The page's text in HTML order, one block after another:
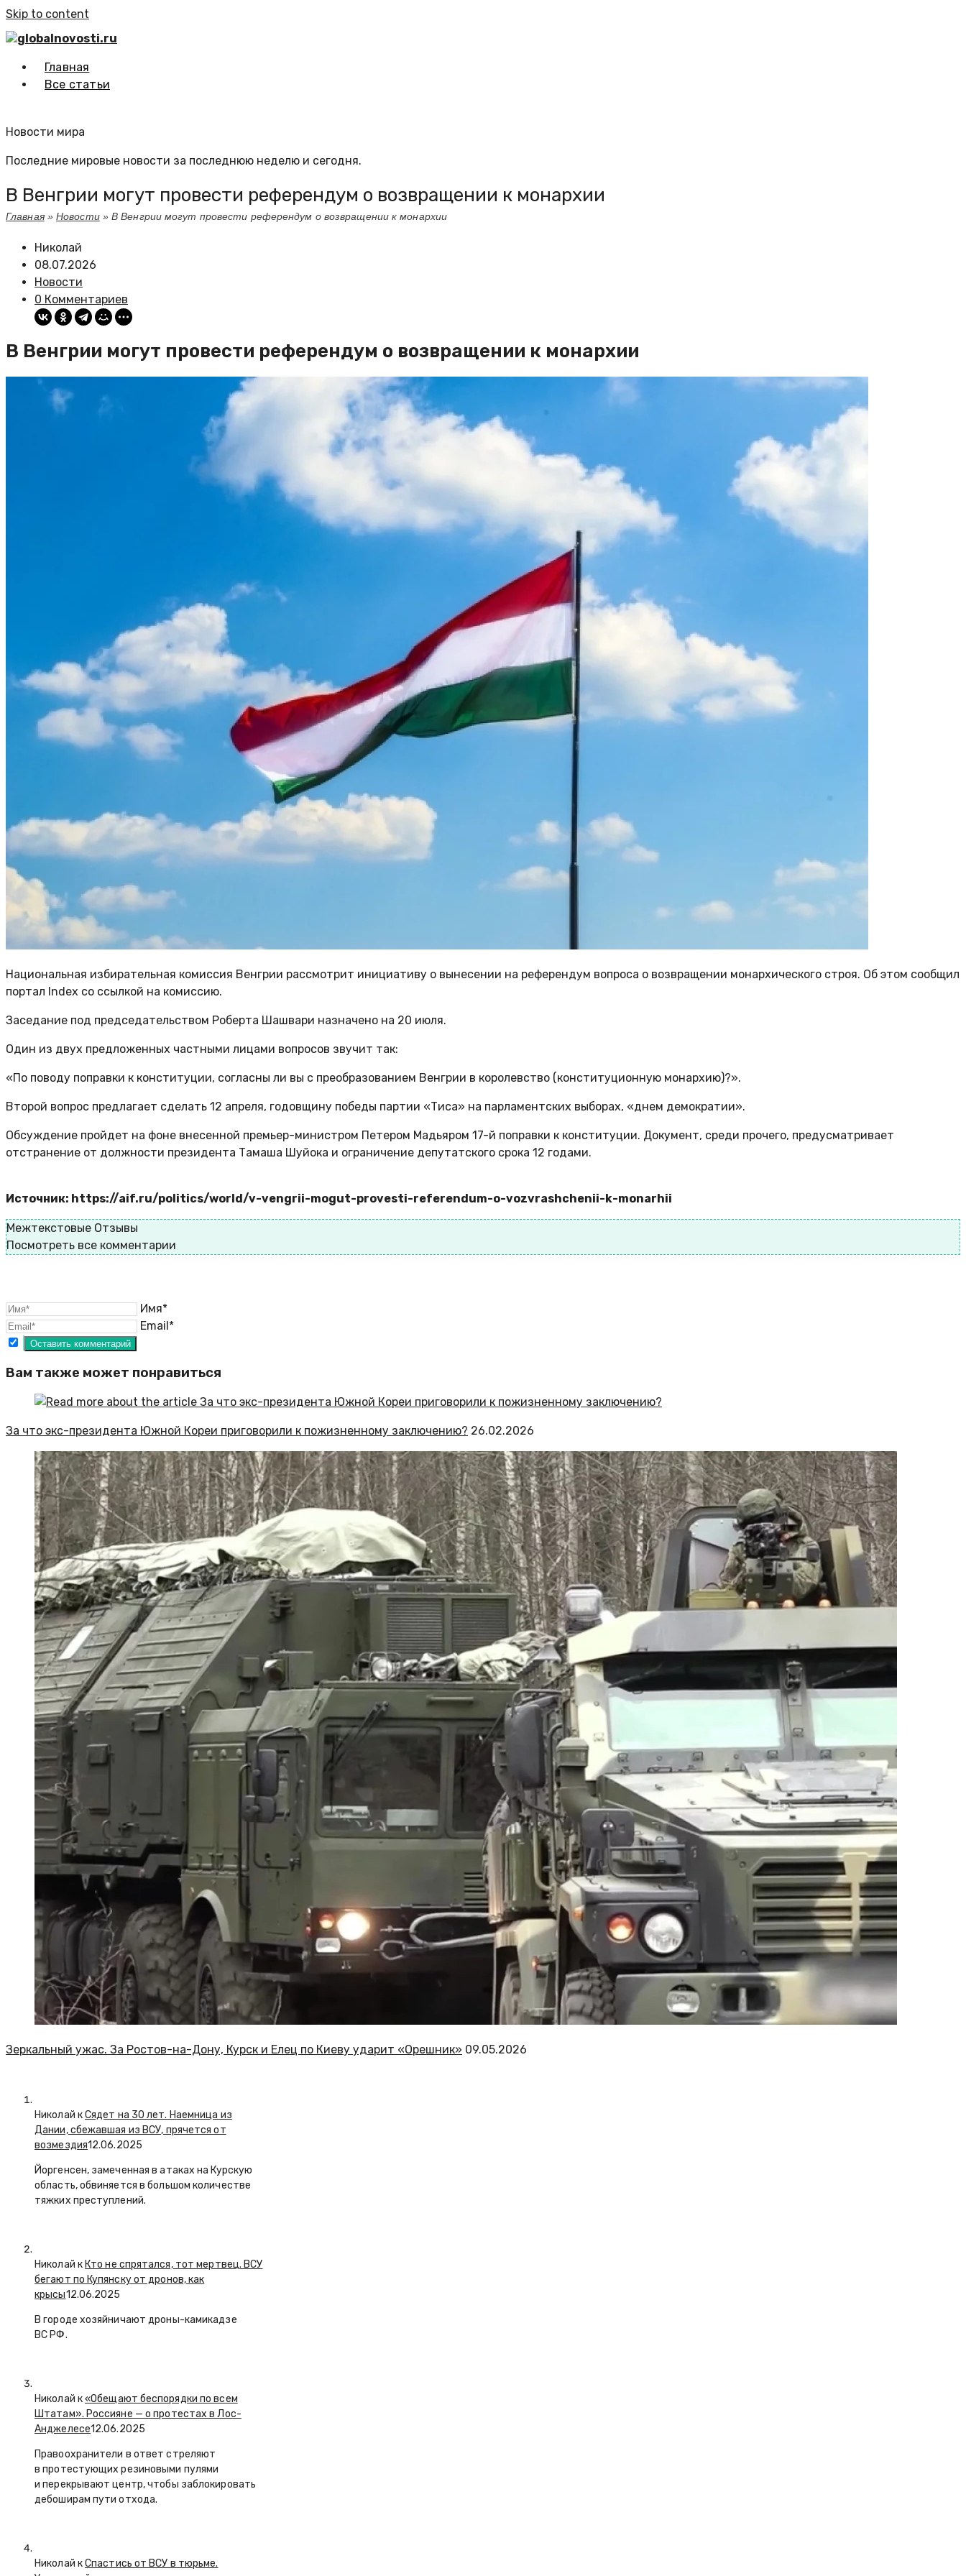
Skip to content
globalnovosti.ru
Главная
Все статьи
Новости мира
Последние мировые новости за последнюю неделю и сегодня.
В Венгрии могут провести референдум о возвращении к монархии
Главная»Новости»В Венгрии могут провести референдум о возвращении к монархии
Николай
08.07.2026
Новости
0 Комментариев
В Венгрии могут провести референдум о возвращении к монархии
Национальная избирательная комиссия Венгрии рассмотрит инициативу о вынесении на референдум вопроса о возвращении монархического строя. Об этом сообщил
портал Index со ссылкой на комиссию.
Заседание под председательством Роберта Шашвари назначено на 20 июля.
Один из двух предложенных частными лицами вопросов звучит так:
«По поводу поправки к конституции, согласны ли вы с преобразованием Венгрии в королевство (конституционную монархию)?».
Второй вопрос предлагает сделать 12 апреля, годовщину победы партии «Тиса» на парламентских выборах, «днем демократии».
Обсуждение пройдет на фоне внесенной премьер-министром Петером Мадьяром 17-й поправки к конституции. Документ, среди прочего, предусматривает
отстранение от должности президента Тамаша Шуйока и ограничение депутатского срока 12 годами.
Источник: https://aif.ru/politics/world/v-vengrii-mogut-provesti-referendum-o-vozvrashchenii-k-monarhii
Межтекстовые Отзывы
Посмотреть все комментарии
Имя*
Email*
Вам также может понравиться
За что экс-президента Южной Кореи приговорили к пожизненному заключению? 26.02.2026
Зеркальный ужас. За Ростов-на-Дону, Курск и Елец по Киеву ударит «Орешник» 09.05.2026
Николай кСядет на 30 лет. Наемница из
Дании, сбежавшая из ВСУ, прячется от
возмездия12.06.2025
Йоргенсен, замеченная в атаках на Курскую
область, обвиняется в большом количестве
тяжких преступлений.
Николай к Кто не спрятался, тот мертвец. ВСУ
бегают по Купянску от дронов, как
крысы12.06.2025
В городе хозяйничают дроны-камикадзе
ВС РФ.
Николай к«Обещают беспорядки по всем
Штатам». Россияне — о протестах в Лос-
Анджелесе12.06.2025
Правоохранители в ответ стреляют
в протестующих резиновыми пулями
и перекрывают центр, чтобы заблокировать
дебоширам пути отхода.
Николай кСпастись от ВСУ в тюрьме.